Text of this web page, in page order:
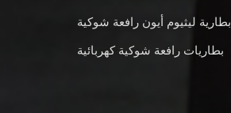
بطارية ليثيوم أيون رافعة شوكية
بطاريات رافعة شوكية كهربائية